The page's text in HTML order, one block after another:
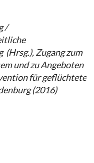
/
(Hrsg.), Zugang zum
und zu Angeboten
für geflüchtete
(2016)